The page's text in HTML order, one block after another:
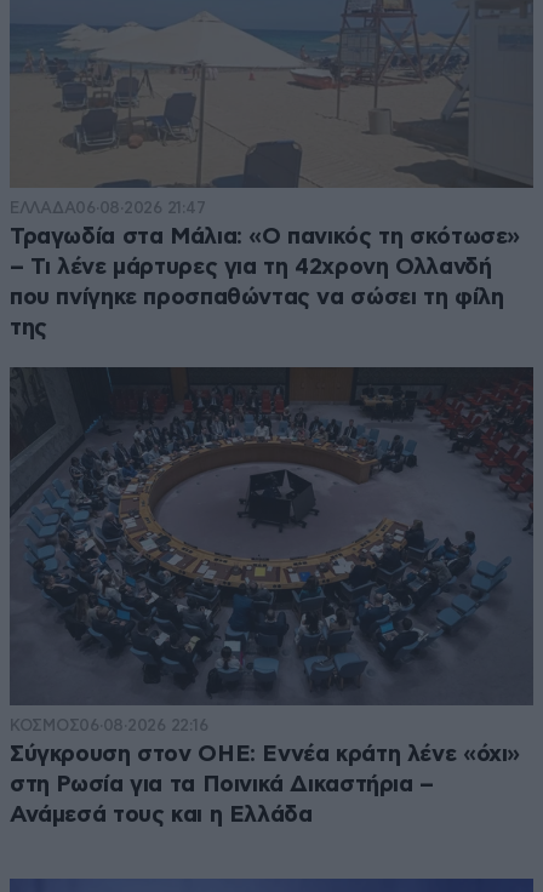
ΕΛΛΑΔΑ06·08·2026 21:47
Τραγωδία στα Μάλια: «Ο πανικός τη σκότωσε»
– Τι λένε μάρτυρες για τη 42χρονη Ολλανδή
που πνίγηκε προσπαθώντας να σώσει τη φίλη
της
ΚΟΣΜΟΣ06·08·2026 22:16
Σύγκρουση στον ΟΗΕ: Εννέα κράτη λένε «όχι»
στη Ρωσία για τα Ποινικά Δικαστήρια –
Ανάμεσά τους και η Ελλάδα